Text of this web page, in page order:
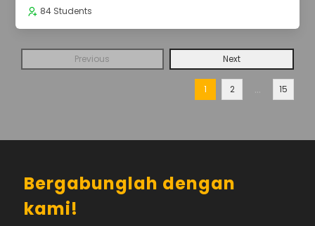
84 Students
Previous Next
1 2 … 15
Bergabunglah dengan
kami!